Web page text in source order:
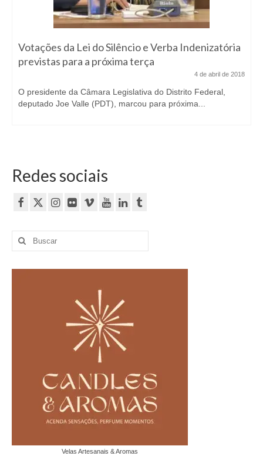
Votações da Lei do Silêncio e Verba Indenizatória
previstas para a próxima terça
4 de abril de 2018
O presidente da Câmara Legislativa do Distrito Federal,
deputado Joe Valle (PDT), marcou para próxima...
Redes sociais
Buscar
por:
Velas Artesanais & Aromas